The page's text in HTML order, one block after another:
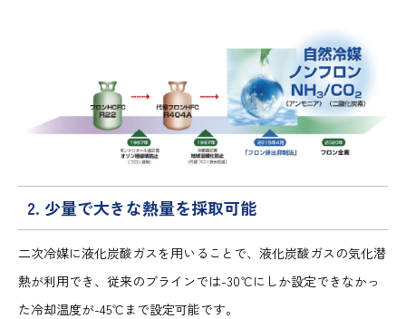
2. 少量で大きな熱量を採取可能
二次冷媒に液化炭酸ガスを用いることで、液化炭酸ガスの気化潜
熱が利用でき、従来のブラインでは-30℃にしか設定できなかっ
た冷却温度が-45℃まで設定可能です。